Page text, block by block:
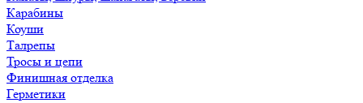
Карабины
Коуши
Талрепы
Тросы и цепи
Финишная отделка
Герметики